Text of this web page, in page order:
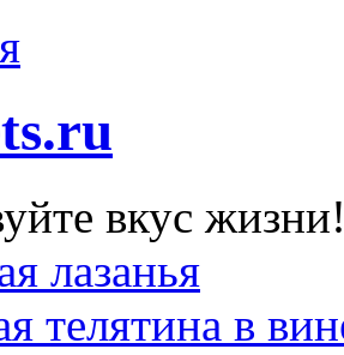
вкус
лазанья
телятина в